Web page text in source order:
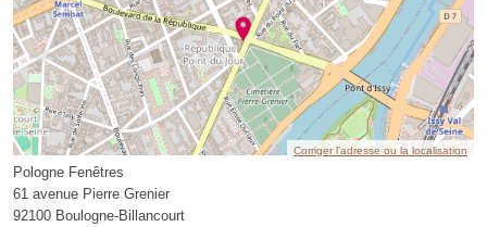
Corriger l’adresse ou la localisation
Pologne Fenêtres
61 avenue Pierre Grenier
92100 Boulogne-Billancourt